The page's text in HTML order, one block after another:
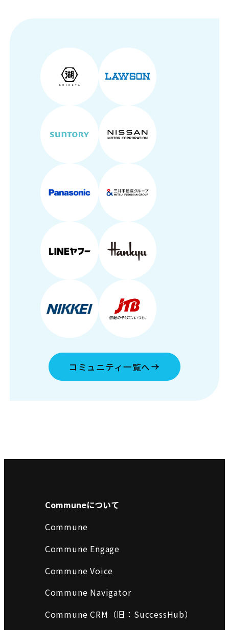
コミュニティ一覧へ
Communeについて
Commune
Commune Engage
Commune Voice
Commune Navigator
Commune CRM（旧：SuccessHub）